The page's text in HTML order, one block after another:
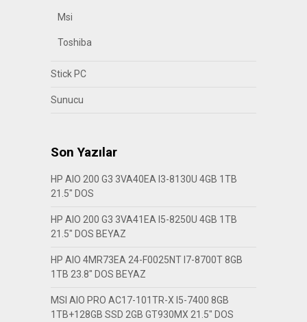
Msi
Toshiba
Stick PC
Sunucu
Son Yazılar
HP AIO 200 G3 3VA40EA I3-8130U 4GB 1TB
21.5″ DOS
HP AIO 200 G3 3VA41EA I5-8250U 4GB 1TB
21.5″ DOS BEYAZ
HP AIO 4MR73EA 24-F0025NT I7-8700T 8GB
1TB 23.8″ DOS BEYAZ
MSI AIO PRO AC17-101TR-X I5-7400 8GB
1TB+128GB SSD 2GB GT930MX 21.5″ DOS